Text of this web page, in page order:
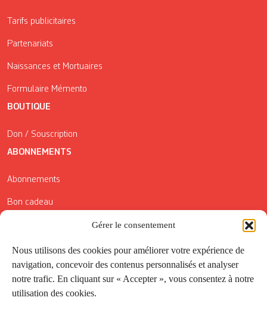
Gérer le consentement
Nous utilisons des cookies pour améliorer votre expérience de
navigation, concevoir des contenus personnalisés et analyser
notre trafic. En cliquant sur « Accepter », vous consentez à notre
utilisation des cookies.
Tarifs publicitaires
Partenariats
Naissances et Mortuaires
Formulaire Mémento
BOUTIQUE
Don / Souscription
ABONNEMENTS
Abonnements
Bon cadeau
Conditions générales de vente
Réductions de la Carte Côté Courrier
Application